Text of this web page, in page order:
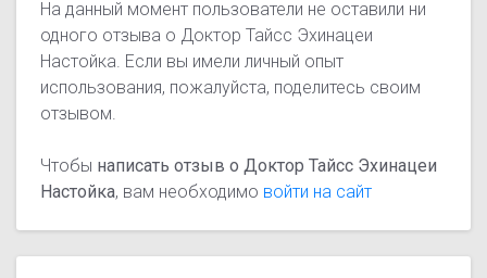
На данный момент пользователи не оставили ни
одного отзыва о Доктор Тайсс Эхинацеи
Настойка. Если вы имели личный опыт
использования, пожалуйста, поделитесь своим
отзывом.
Чтобы написать отзыв о Доктор Тайсс Эхинацеи
Настойка, вам необходимо войти на сайт